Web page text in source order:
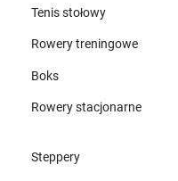
Tenis stołowy
Rowery treningowe
Boks
Rowery stacjonarne
Steppery